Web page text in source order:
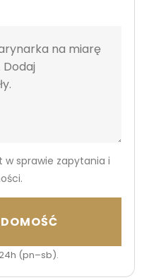
sprawie zapytania i
(pn–sb).